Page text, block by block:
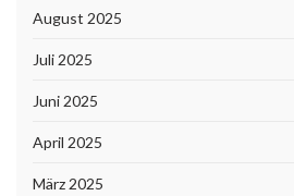
August 2025
Juli 2025
Juni 2025
April 2025
März 2025